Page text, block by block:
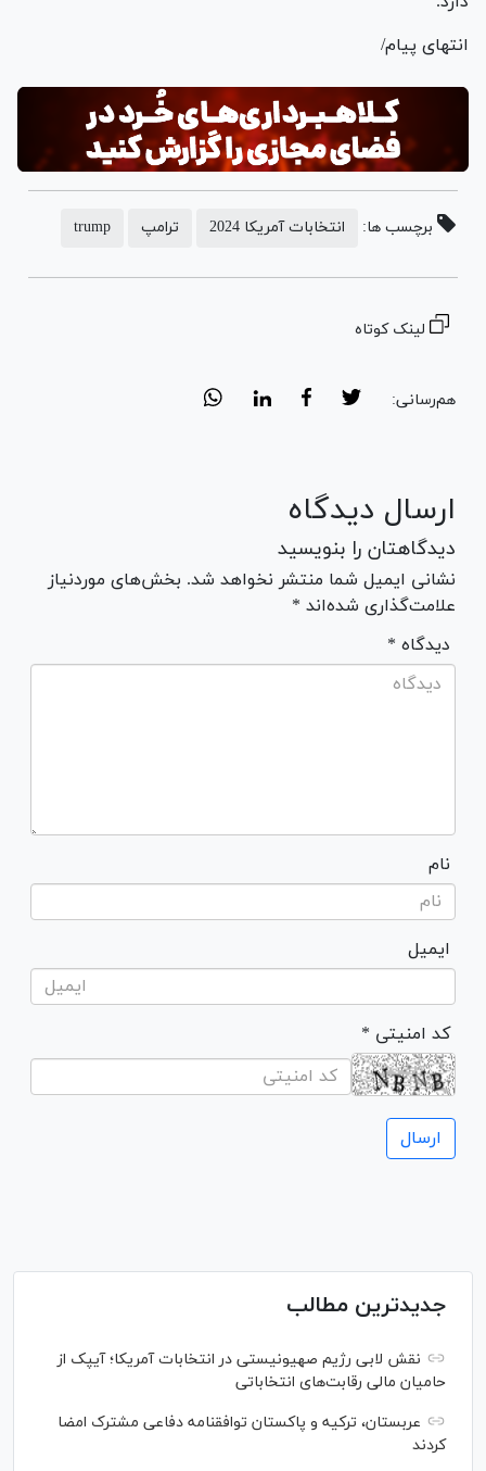
انتهای پیام/
برچسب ها: انتخابات آمریکا 2024 ترامپ trump
لینک کوتاه
هم‌رسانی:
ارسال دیدگاه
دیدگاهتان را بنویسید
نشانی ایمیل شما منتشر نخواهد شد. بخش‌های موردنیاز
علامت‌گذاری شده‌اند *
* دیدگاه
نام
ایمیل
* کد امنیتی
جدیدترین مطالب
نقش لابی رژیم صهیونیستی در انتخابات آمریکا؛ آیپک از
حامیان مالی رقابت‌های انتخاباتی
عربستان، ترکیه و پاکستان توافقنامه دفاعی مشترک امضا
کردند